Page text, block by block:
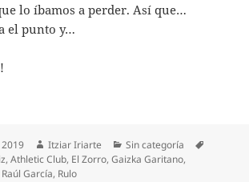
lo íbamos a perder. Así que…
el punto y…
Autor
Itziar Iriarte Categorías
Sin categoría
,Athletic Club, El Zorro,Gaizka Garitano,
Raúl García, Rulo